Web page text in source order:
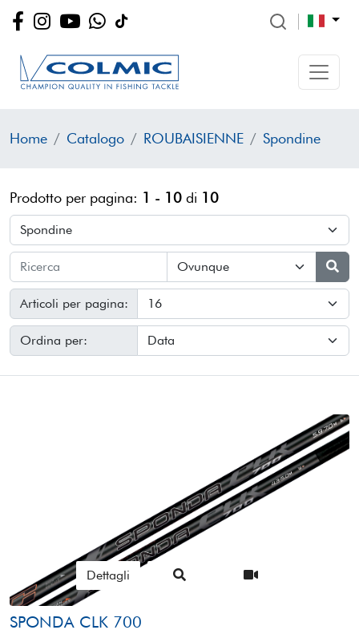
Home Catalogo ROUBAISIENNE Spondine
Prodotto per pagina: 1 - 10 di 10
Articoli per pagina:
Ordina per:
Dettagli
SPONDA CLK 700